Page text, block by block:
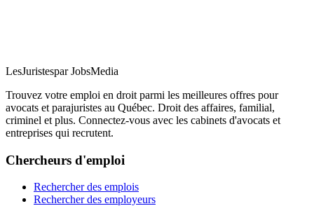
LesJuristespar JobsMedia
Trouvez votre emploi en droit parmi les meilleures offres pour
avocats et parajuristes au Québec. Droit des affaires, familial,
criminel et plus. Connectez-vous avec les cabinets d'avocats et
entreprises qui recrutent.
Chercheurs d'emploi
Rechercher des emplois
Rechercher des employeurs